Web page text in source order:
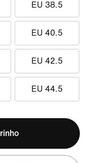
EU 38.5
EU 40.5
EU 42.5
EU 44.5